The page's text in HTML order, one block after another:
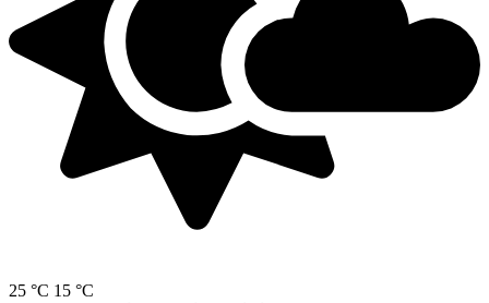
25 °C 15 °C